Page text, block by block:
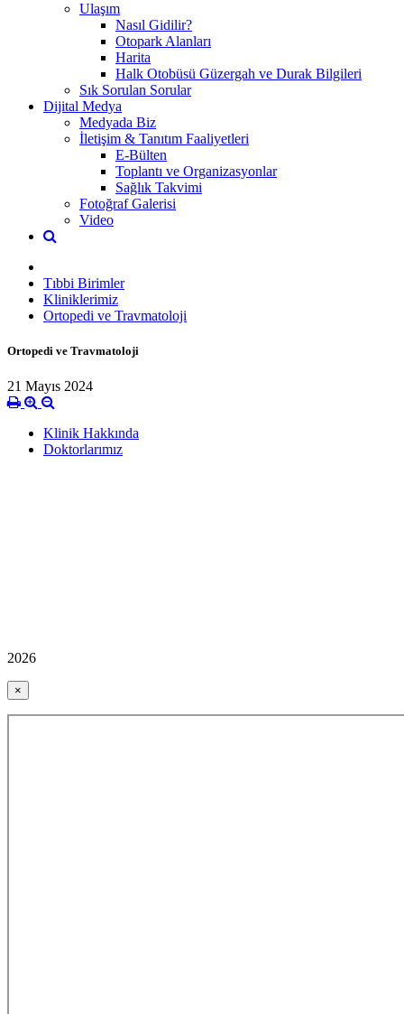
Ulaşım
Nasıl Gidilir?
Otopark Alanları
Harita
Halk Otobüsü Güzergah ve Durak Bilgileri
Sık Sorulan Sorular
Dijital Medya
Medyada Biz
İletişim & Tanıtım Faaliyetleri
E-Bülten
Toplantı ve Organizasyonlar
Sağlık Takvimi
Fotoğraf Galerisi
Video
Tıbbi Birimler
Kliniklerimiz
Ortopedi ve Travmatoloji
Ortopedi ve Travmatoloji
21 Mayıs 2024
Klinik Hakkında
Doktorlarımız
2026
×